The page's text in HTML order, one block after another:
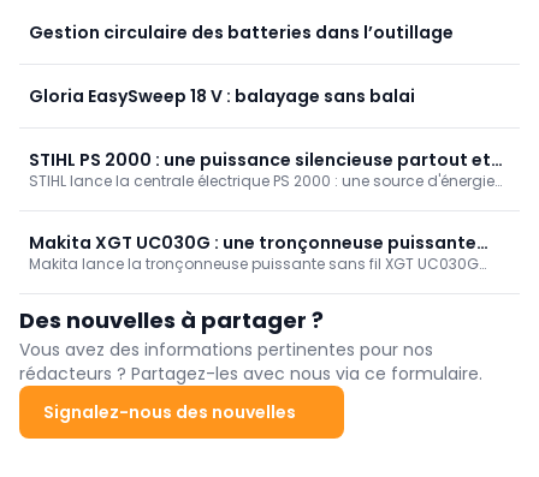
Gestion circulaire des batteries dans l’outillage
Gloria EasySweep 18 V : balayage sans balai
STIHL PS 2000 : une puissance silencieuse partout et
une recharge rapide sans prise de courant
STIHL lance la centrale électrique PS 2000 : une source d'énergie
alimentation secteur. Avec protection contre les projections d'eau
IPX4, écran, éclairage et diverses sorties. Disponible en juin 2026.
Makita XGT UC030G : une tronçonneuse puissante
sans fil
Makita lance la tronçonneuse puissante sans fil XGT UC030G
Des nouvelles à partager ?
Vous avez des informations pertinentes pour nos
rédacteurs ? Partagez-les avec nous via ce formulaire.
Signalez-nous des nouvelles